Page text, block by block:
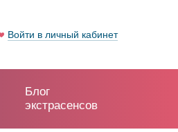
Войти в личный кабинет
Блог
экстрасенсов